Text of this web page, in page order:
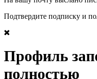
Подтвердите подписку и
Профиль
полностью